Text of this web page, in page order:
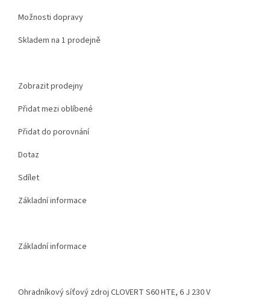
Možnosti dopravy
Skladem na 1 prodejně
Zobrazit prodejny
Přidat mezi oblíbené
Přidat do porovnání
Dotaz
Sdílet
Základní informace
Základní informace
Ohradníkový síťový zdroj CLOVERT S60 HTE, 6 J 230 V